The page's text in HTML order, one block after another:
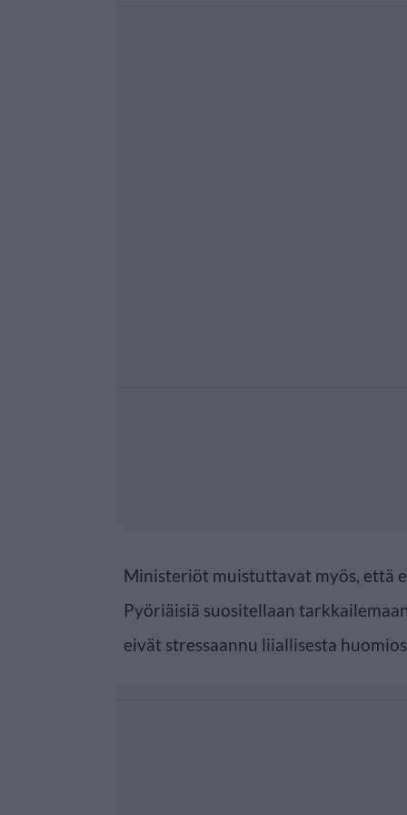
Ministeriöt muistuttavat myös, että
Pyöriäisiä suositellaan
eivät stressaannu liiallisesta